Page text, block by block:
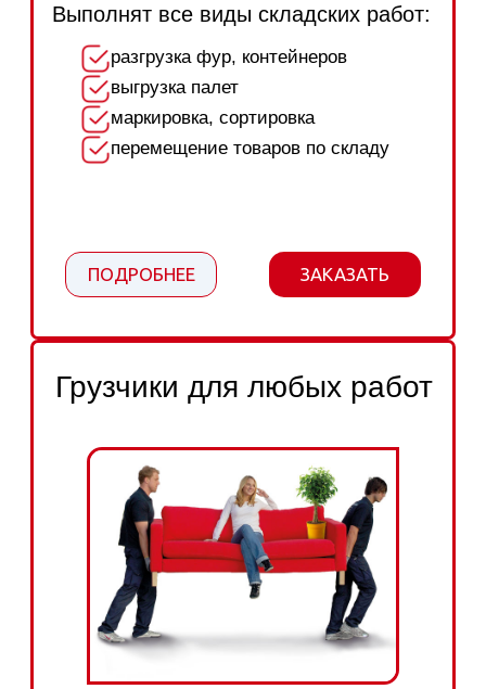
Дачный переезд
Перевозка вещей, мебели, техники,
садового инвентаря, рассады
и саженцев с/на дачу в любую точку
ПОДРОБНЕЕ
Офисный переезд